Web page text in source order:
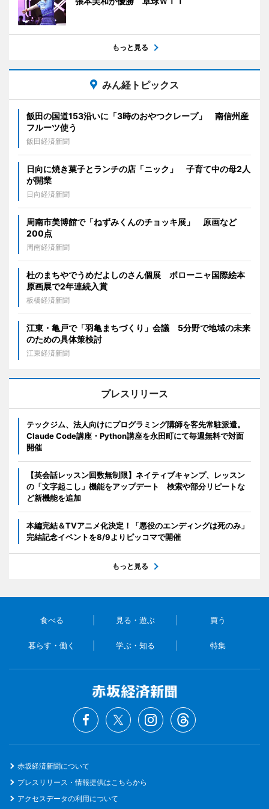
もっと見る
みん経トピックス
飯田の国道153沿いに「3時のおやつクレープ」 南信州産
フルーツ使う
飯田経済新聞
日向に焼き菓子とランチの店「ニック」 子育て中の母2人
が開業
日向経済新聞
周南市美博館で「ねずみくんのチョッキ展」 原画など
200点
周南経済新聞
杜のまちやでうめだよしのさん個展 ボローニャ国際絵本
原画展で2年連続入賞
板橋経済新聞
江東・亀戸で「羽亀まちづくり」会議 5分野で地域の未来
のための具体策検討
江東経済新聞
プレスリリース
テックジム、法人向けにプログラミング講師を客先常駐派遣。
Claude Code講座・Python講座を永田町にて毎週無料で対面
開催
【英会話レッスン回数無制限】ネイティブキャンプ、レッスン
の「文字起こし」機能をアップデート 検索や部分リピートな
ど新機能を追加
本編完結＆TVアニメ化決定！「悪役のエンディングは死のみ」
完結記念イベントを8/9よりピッコマで開催
もっと見る
食べる 見る・遊ぶ 買う
暮らす・働く 学ぶ・知る 特集
赤坂経済新聞について
プレスリリース・情報提供はこちらから
アクセスデータの利用について